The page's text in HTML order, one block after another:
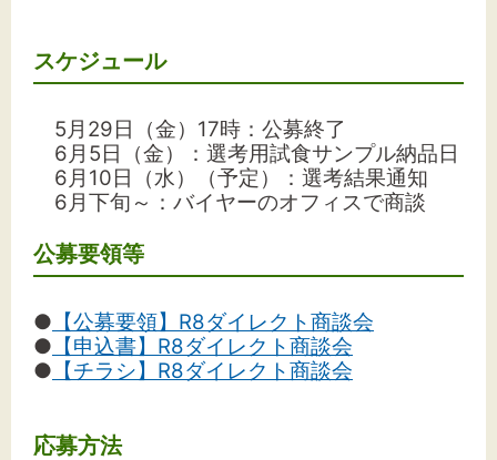
スケジュール
5月29日（金）17時：公募終了
6月5日（金）：選考用試食サンプル納品日
6月10日（水）（予定）：選考結果通知
6月下旬～：バイヤーのオフィスで商談
公募要領等
● 【公募要領】R8ダイレクト商談会
● 【申込書】R8ダイレクト商談会
● 【チラシ】R8ダイレクト商談会
応募方法